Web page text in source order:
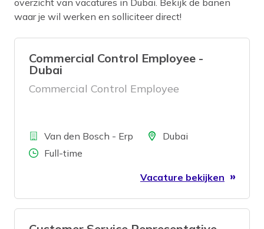
overzicht van vacatures in Dubai. Bekijk de banen
waar je wil werken en solliciteer direct!
Commercial Control Employee -
Dubai
Commercial Control Employee
BedrijfVan den Bosch - Erp LocatieDubai
Aantal uren
Full-time
Vacature bekijken